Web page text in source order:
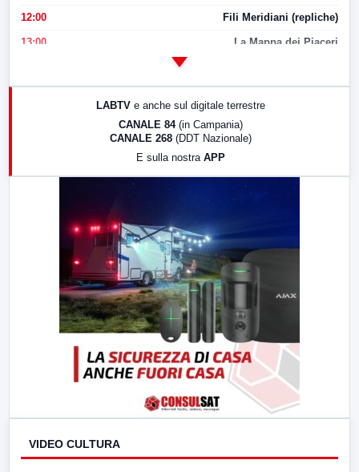
12:00 Fili Meridiani (repliche)
13:00 La Mappa dei Piaceri
17:00 LabNews (replica)
LABTV e anche sul digitale terrestre
CANALE 84 (in Campania)
CANALE 268 (DDT Nazionale)
E sulla nostra APP
VIDEO CULTURA